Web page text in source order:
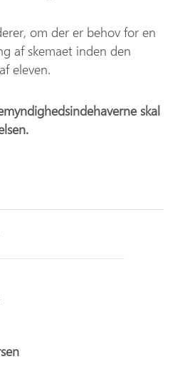
om der er behov for en
af skemaet inden den
eleven.
skal